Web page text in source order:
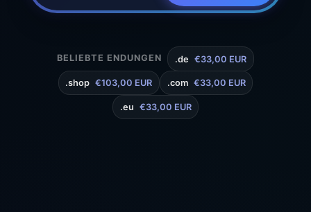
BELIEBTE ENDUNGEN .de €33,00 EUR
.shop €103,00 EUR .com €33,00 EUR
.eu €33,00 EUR